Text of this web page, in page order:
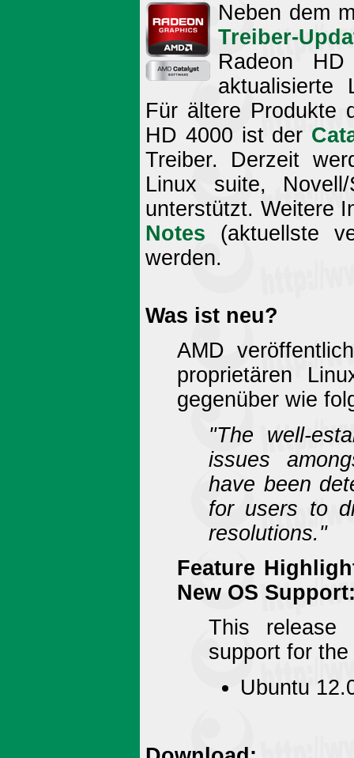
Neben dem
Treiber-
Radeon
aktualisierte
Für ältere Produkte
HD 4000 ist der
Treiber. Derzeit
Linux suite,
unterstützt. Weitere
Notes (aktuellste
werden.
Was ist neu?
AMD
proprietären
gegenüber wie
"The well-
issues
have been
for users to
resolutions."
Feature
New OS
This release
support for
Ubuntu